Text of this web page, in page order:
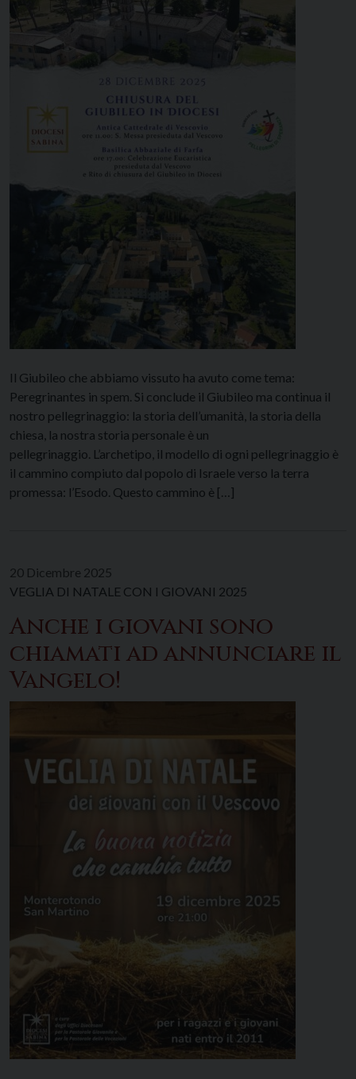
Il Giubileo che abbiamo vissuto ha avuto come tema:
Peregrinantes in spem. Si conclude il Giubileo ma continua il
nostro pellegrinaggio: la storia dell’umanità, la storia della
chiesa, la nostra storia personale è un
pellegrinaggio. L’archetipo, il modello di ogni pellegrinaggio è
il cammino compiuto dal popolo di Israele verso la terra
promessa: l’Esodo. Questo cammino è […]
20 Dicembre 2025
VEGLIA DI NATALE CON I GIOVANI 2025
Anche i giovani sono
chiamati ad annunciare il
Vangelo!